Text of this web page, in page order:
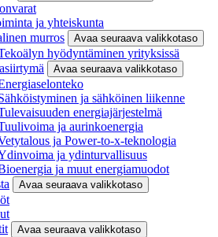
ja yhteiskunta
murros
Avaa seuraava valikkotaso
hyödyntäminen yrityksissä
Avaa seuraava valikkotaso
ja sähköinen liikenne
energiajärjestelmä
ja aurinkoenergia
ja Power-to-x-teknologia
ja ydinturvallisuus
ja muut energiamuodot
Avaa seuraava valikkotaso
Avaa seuraava valikkotaso